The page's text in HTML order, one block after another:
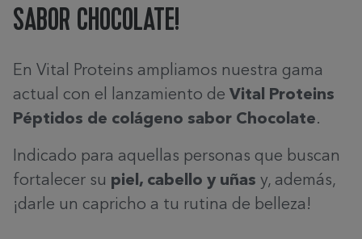
SABOR CHOCOLATE!
En Vital Proteins ampliamos nuestra gama
actual con el lanzamiento de Vital Proteins
Péptidos de colágeno sabor Chocolate.
Indicado para aquellas personas que buscan
fortalecer su piel, cabello y uñas y, además,
¡darle un capricho a tu rutina de belleza!